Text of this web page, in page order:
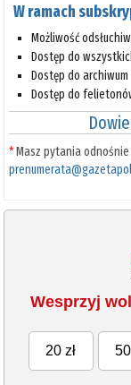
W ramach
Możliwość
Dostęp do
Dostęp do
Dostęp do
*Masz pytania
Wesprzyj
20 zł